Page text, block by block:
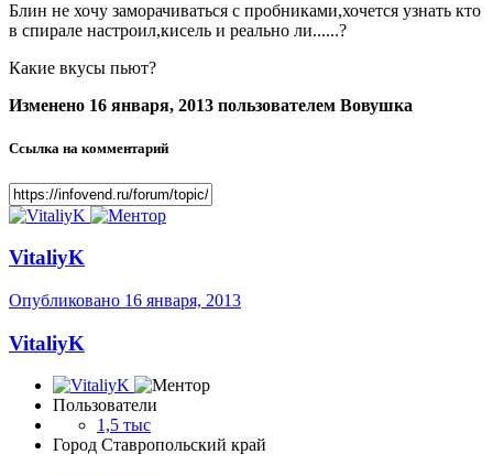
Блин не хочу заморачиваться с пробниками,хочется узнать кто
в спирале настроил,кисель и реально ли......?
Какие вкусы пьют?
Изменено 16 января, 2013 пользователем Вовушка
Ссылка на комментарий
VitaliyK
Опубликовано 16 января, 2013
VitaliyK
Пользователи
1,5 тыс
Город Ставропольский край